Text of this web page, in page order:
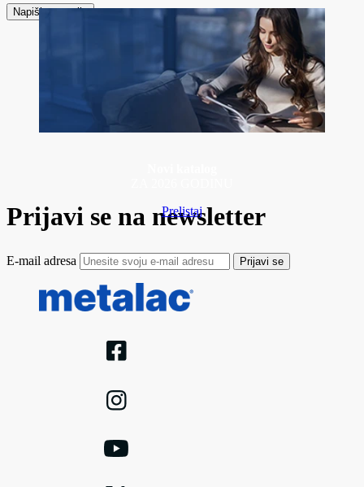
Napiši recenziju
Prelistaj
Prijavi se na newsletter
E-mail adresa Prijavi se